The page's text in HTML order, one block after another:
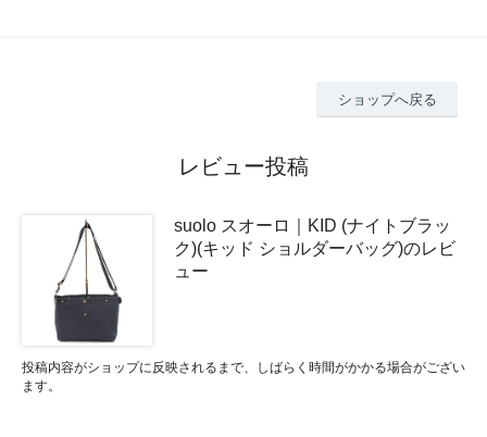
ショップへ戻る
レビュー投稿
suolo スオーロ｜KID (ナイトブラッ
ク)(キッド ショルダーバッグ)のレビ
ュー
投稿内容がショップに反映されるまで、しばらく時間がかかる場合がござい
ます。